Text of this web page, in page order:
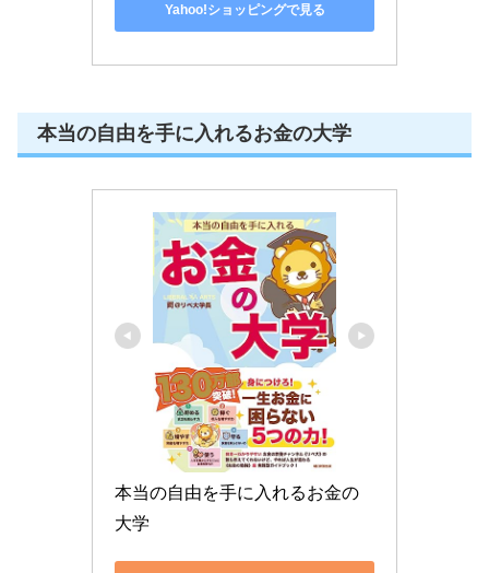
Yahoo!ショッピングで見る
本当の自由を手に入れるお金の大学
本当の自由を手に入れるお金の
大学